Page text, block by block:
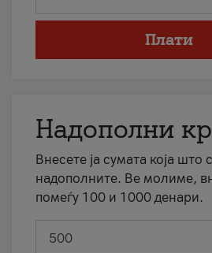
Плати
Надополни
Внесете ја сумата која што
надополните. Ве молиме,
помеѓу 100 и 1000 денари.